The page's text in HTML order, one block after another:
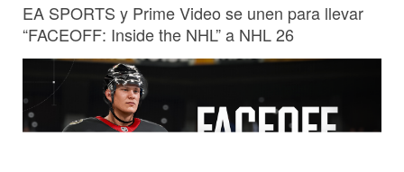
EA SPORTS y Prime Video se unen para llevar
“FACEOFF: Inside the NHL” a NHL 26